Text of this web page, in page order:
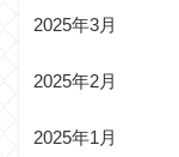
2025年3月
2025年2月
2025年1月